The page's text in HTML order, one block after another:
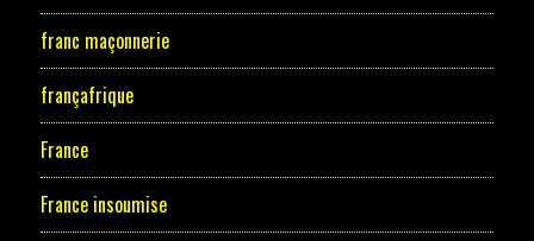
franc maçonnerie
françafrique
France
France insoumise